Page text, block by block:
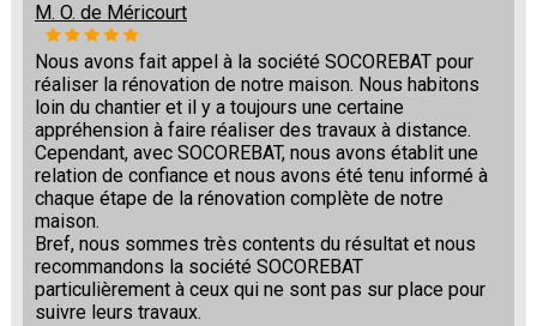
M. O. de Méricourt
Nous avons fait appel à la société SOCOREBAT pour
réaliser la rénovation de notre maison. Nous habitons
loin du chantier et il y a toujours une certaine
appréhension à faire réaliser des travaux à distance.
Cependant, avec SOCOREBAT, nous avons établit une
relation de confiance et nous avons été tenu informé à
chaque étape de la rénovation complète de notre
maison.
Bref, nous sommes très contents du résultat et nous
recommandons la société SOCOREBAT
particulièrement à ceux qui ne sont pas sur place pour
suivre leurs travaux.